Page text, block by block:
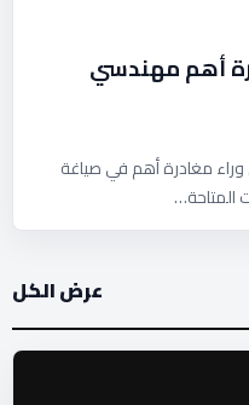
أهم مهندسي
مغادرة أهم في صياغة
المتاحة…
عرض الكل